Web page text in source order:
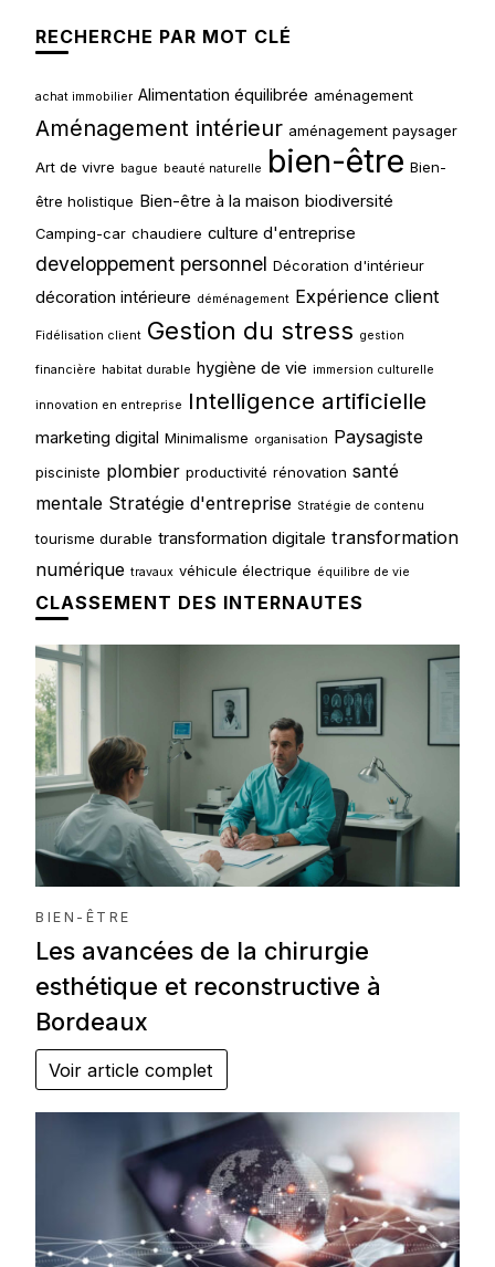
RECHERCHE PAR MOT CLÉ
achat immobilier Alimentation équilibrée aménagement
Aménagement intérieur aménagement paysager
Art de vivre bague beauté naturelle bien-être Bien-
être holistique Bien-être à la maison biodiversité
Camping-car chaudiere culture d'entreprise
developpement personnel Décoration d'intérieur
décoration intérieure déménagement Expérience client
Fidélisation client Gestion du stress gestion
financière habitat durable hygiène de vie immersion culturelle
innovation en entreprise Intelligence artificielle
marketing digital Minimalisme organisation Paysagiste
pisciniste plombier productivité rénovation santé
mentale Stratégie d'entreprise Stratégie de contenu
tourisme durable transformation digitale transformation
numérique travaux véhicule électrique équilibre de vie
CLASSEMENT DES INTERNAUTES
BIEN-ÊTRE
Les avancées de la chirurgie
esthétique et reconstructive à
Bordeaux
Voir article complet